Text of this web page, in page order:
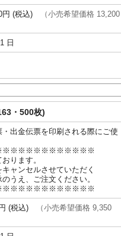
(税込)
（小売希望価格 13,200
日
・500枚)
出金伝票を印刷される際にご使
ります。
ャンセルさせていただく
うえ、ご注文ください。
(税込)
（小売希望価格 9,350